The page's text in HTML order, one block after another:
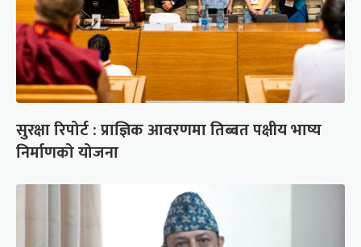
सुरक्षा रिपोर्ट : प्राज्ञिक आवरणमा तिब्बत पक्षीय भाष्य
निर्माणको योजना